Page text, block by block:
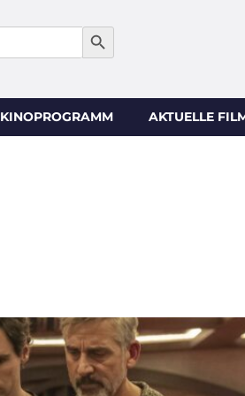
SEARCH BUTTON
KINOPROGRAMM AKTUELLE